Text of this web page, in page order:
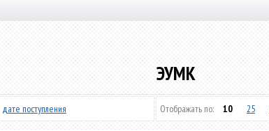
ЭУМК
дате поступления Отображать по: 10 25